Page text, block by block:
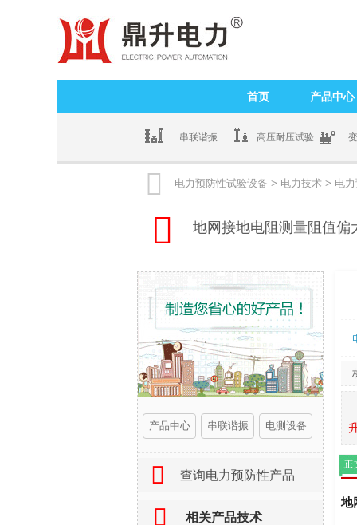
首页 产品中心
串联谐振 高压耐压试验
 电力预防性试验设备 > 电力技术 > 电
地网接地电阻测量阻值偏

产品中心 串联谐振 电测设备
查询电力预防性产品

相关产品技术
地